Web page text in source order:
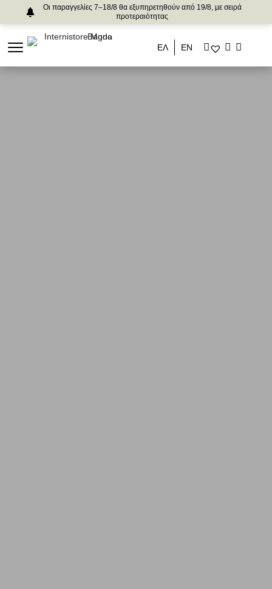
Οι παραγγελίες 7–18/8 θα εξυπηρετηθούν από 19/8, με σειρά
προτεραιότητας
ΕΛ ΕΝ